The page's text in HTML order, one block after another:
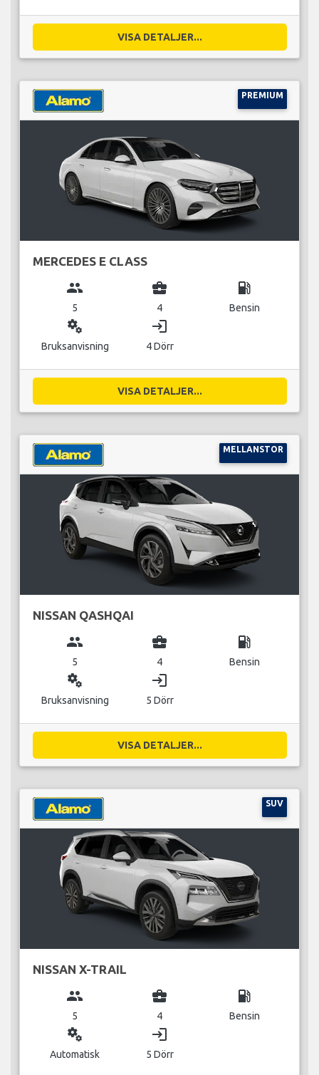
VISA DETALJER...
PREMIUM
MERCEDES E CLASS
group
5
business_center
4
local_gas_station
Bensin
miscellaneous_services
Bruksanvisning
login
4 Dörr
VISA DETALJER...
MELLANSTOR
NISSAN QASHQAI
group
5
business_center
4
local_gas_station
Bensin
miscellaneous_services
Bruksanvisning
login
5 Dörr
VISA DETALJER...
SUV
NISSAN X-TRAIL
group
5
business_center
4
local_gas_station
Bensin
miscellaneous_services
Automatisk
login
5 Dörr